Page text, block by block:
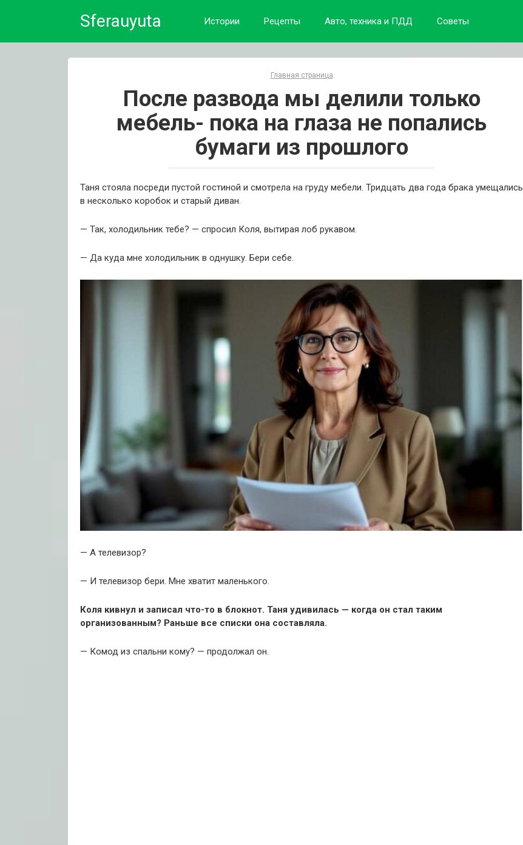
Sferauyuta Истории Рецепты Авто, техника и ПДД Советы
Главная страница
После развода мы делили только
мебель- пока на глаза не попались
бумаги из прошлого
Таня стояла посреди пустой гостиной и смотрела на груду мебели. Тридцать два года брака умещались
в несколько коробок и старый диван.
— Так, холодильник тебе? — спросил Коля, вытирая лоб рукавом.
— Да куда мне холодильник в однушку. Бери себе.
— А телевизор?
— И телевизор бери. Мне хватит маленького.
Коля кивнул и записал что-то в блокнот. Таня удивилась — когда он стал таким
организованным? Раньше все списки она составляла.
— Комод из спальни кому? — продолжал он.